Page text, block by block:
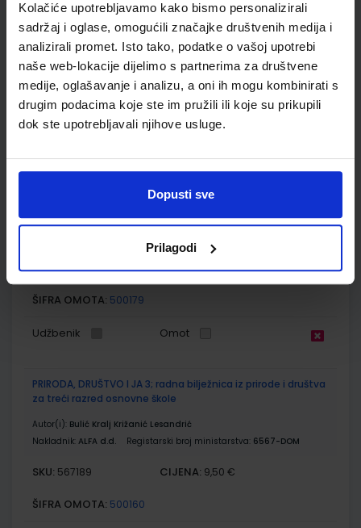
Kolačiće upotrebljavamo kako bismo personalizirali
sadržaj i oglase, omogućili značajke društvenih medija i
analizirali promet. Isto tako, podatke o vašoj upotrebi
naše web-lokacije dijelimo s partnerima za društvene
medije, oglašavanje i analizu, a oni ih mogu kombinirati s
drugim podacima koje ste im pružili ili koje su prikupili
dok ste upotrebljavali njihove usluge.
Dopusti sve
Prilagodi
Autor(i): Blaženka Rihter Karmen Toić Dlačić
Nakladnik:ALFA d.d. Registarski broj ministarstva:6539-DOM
SKU:567183 CIJENA:9,50 €
ŠIFRA OMOTA: 500160
Udžbenik Omot
za treći razred osnovne škole
Autor(i):Mila Bulić Gordana Kralj Lidija Križanić Marija Lesandrić
SKU:567188 CIJENA:11,88 €
ŠIFRA OMOTA: 500179
Udžbenik Omot
PRIRODA, DRUŠTVO I JA 3; radna bilježnica iz prirode i društva
za treći razred osnovne škole
Autor(i): Bulić Kralj Križanić Lesandrić
Nakladnik: ALFA d.d. Registarski broj ministarstva: 6567-DOM
SKU: 567189 CIJENA: 9,50 €
ŠIFRA OMOTA: 500160